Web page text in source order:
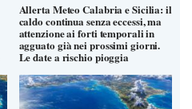
Allerta Meteo Calabria e Sicilia: il
caldo continua senza eccessi, ma
attenzione ai forti temporali in
agguato già nei prossimi giorni.
Le date a rischio pioggia